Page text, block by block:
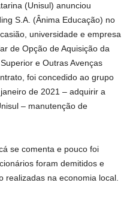
(Unisul) anunciou
S.A. (Ânima Educação) no
universidade e empresa
de Opção de Aquisição da
e Outras Avenças
foi concedido ao grupo
de 2021 – adquirir a
– manutenção de
se comenta e pouco foi
foram demitidos e
realizadas na economia local.